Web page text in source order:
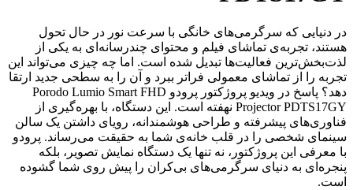
در دنیایی که سرگرمی‌های خانگی با سرعت نور در حال تحول
هستند، تجربه‌ی تماشای فیلم و محتوای چندرسانه‌ای به یکی از
لذت‌بخش‌ترین فعالیت‌ها تبدیل شده است. اما چه چیزی می‌تواند این
تجربه را از تماشای معمولی فراتر ببرد و آن را به سطحی جدید ارتقا
دهد؟ پاسخ در ویدیو پروژکتور پرودو Porodo Lumio Smart FHD
Projector PDTS17GY نهفته است. این دستگاه، با بهره‌گیری از
فناوری‌های پیشرفته و طراحی هوشمندانه، رویای داشتن یک سالن
سینمای شخصی را در قلب خانه‌ی شما به حقیقت می‌رساند. پرودو
با معرفی این پروژکتور، نه تنها یک دستگاه نمایش تصویر، بلکه
پنجره‌ای به دنیای سرگرمی‌های بی‌کران را پیش روی شما گشوده
است.